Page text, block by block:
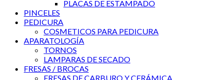
PLACAS DE ESTAMPADO
PINCELES
PEDICURA
COSMETICOS PARA PEDICURA
APARATOLOGÍA
TORNOS
LAMPARAS DE SECADO
FRESAS / BROCAS
FRESAS DE CARBURO Y CERÁMICA